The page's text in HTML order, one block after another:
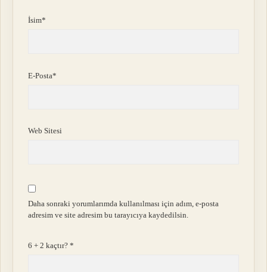
İsim*
E-Posta*
Web Sitesi
Daha sonraki yorumlarımda kullanılması için adım, e-posta
adresim ve site adresim bu tarayıcıya kaydedilsin.
6 + 2 kaçtır?*